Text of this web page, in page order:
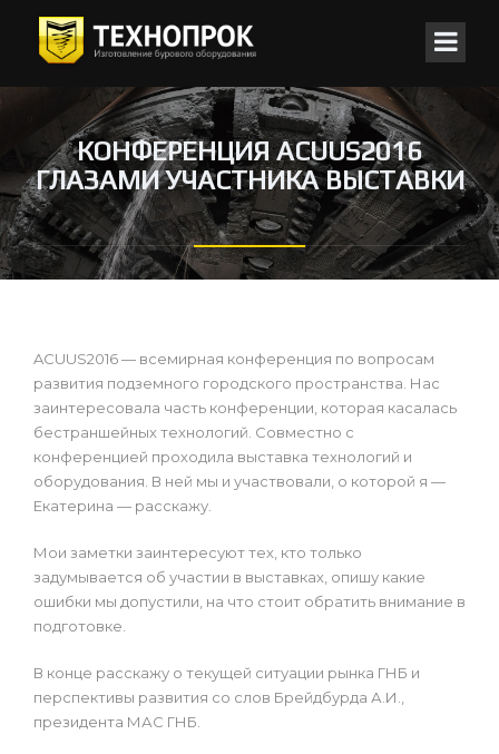
КОНФЕРЕНЦИЯ ACUUS2016
ГЛАЗАМИ УЧАСТНИКА ВЫСТАВКИ
ACUUS2016 — всемирная конференция по вопросам
развития подземного городского пространства. Нас
заинтересовала часть конференции, которая касалась
бестраншейных технологий. Совместно с
конференцией проходила выставка технологий и
оборудования. В ней мы и участвовали, о которой я —
Екатерина — расскажу.
Мои заметки заинтересуют тех, кто только
задумывается об участии в выставках, опишу какие
ошибки мы допустили, на что стоит обратить внимание в
подготовке.
В конце расскажу о текущей ситуации рынка ГНБ и
перспективы развития со слов Брейдбурда А.И.,
президента МАС ГНБ.